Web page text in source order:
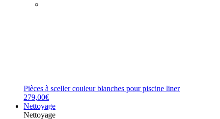
Pièces à sceller couleur blanches pour piscine liner
279,00€
Nettoyage
Nettoyage